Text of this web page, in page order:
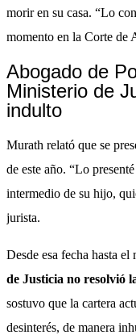
morir en su casa. “Lo
momento en la Corte de
Abogado de
Ministerio de
indulto
Murath relató que se
de este año. “Lo
intermedio de su hijo,
jurista.
Desde esa fecha hasta
de Justicia no resolvió
sostuvo que la cartera
desinterés, de manera